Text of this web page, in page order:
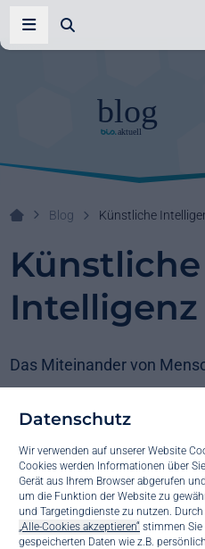
Datenschutz
Wir verwenden auf unserer Website
Cookies werden Informationen über
Gerät aus Ihrem Browser abgerufen
um die Funktion der Website zu
und Targetingdienste zu nutzen.
„Alle-Cookies akzeptieren“ stimmen Sie
gespeicherten Daten wie z.B.
Ihr Systemhaus!
Blog Künstliche
Künstliche
Intelligenz
Das Miteinander von
Unsere Welt wird immer
menschlichen Intelligenz häufig
direkt durch die künstliche
sinnvoller, mit der KI zu arbeiten
Die Intelligenz ist unsere
bewältigen wir unseren Alltag,